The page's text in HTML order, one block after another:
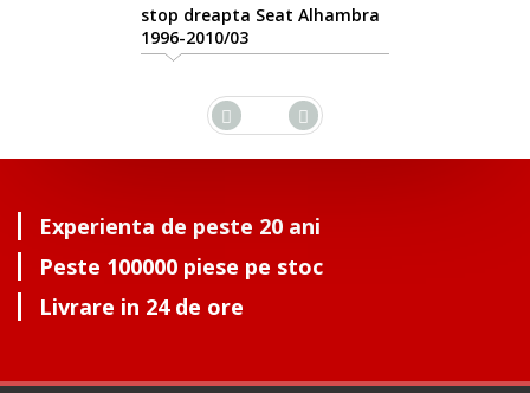
Experienta de peste 20 ani
Peste 100000 piese pe stoc
Livrare in 24 de ore